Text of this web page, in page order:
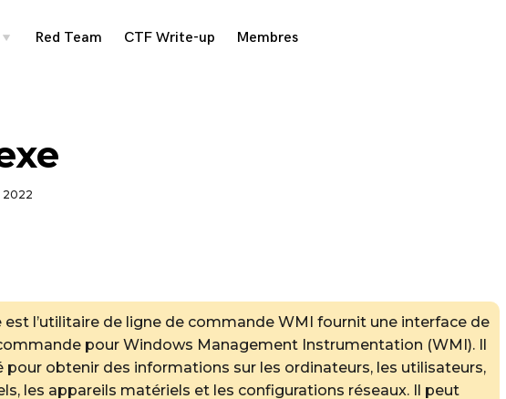
toggle
Red Team CTF Write-up
Membres
2022
est l’utilitaire de ligne de commande WMI fournit une interface de
pour Windows Management Instrumentation (WMI). Il
pour obtenir des informations sur les ordinateurs, les utilisateurs,
les appareils matériels et les configurations réseaux. Il peut